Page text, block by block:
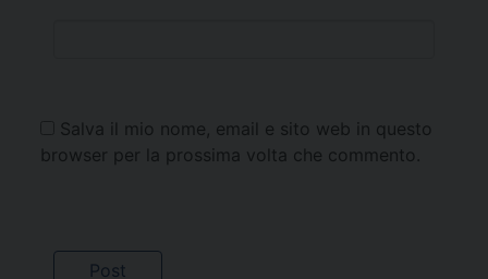
Salva il mio nome, email e sito web in questo
browser per la prossima volta che commento.